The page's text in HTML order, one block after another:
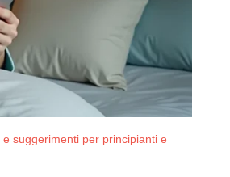
suggerimenti per principianti e